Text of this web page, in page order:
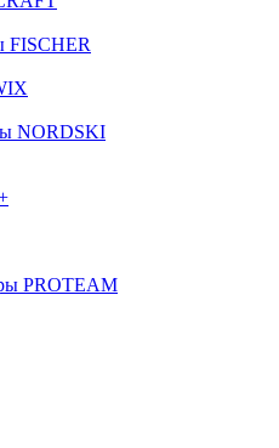
FISCHER
NORDSKI
PROTEAM